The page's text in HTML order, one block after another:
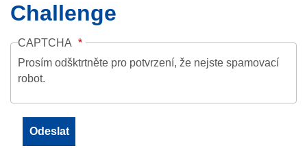
Challenge
CAPTCHA
Prosím odšktrtněte pro potvrzení, že nejste spamovací
robot.